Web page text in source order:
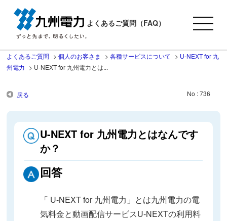
よくあるご質問（FAQ）
よくあるご質問 >個人のお客さま >各種サービスについて > U-NEXT for 九
州電力 > U-NEXT for 九州電力とは...
戻る No : 736
U-NEXT for 九州電力とはなんです
か？
回答
「 U-NEXT for 九州電力」とは九州電力の電
気料金と動画配信サービスU-NEXTの利用料